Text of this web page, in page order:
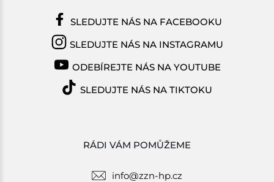
RÁDI VÁM POMŮŽEME
info@zzn-hp.cz
SLEDUJTE NÁS NA FACEBOOKU
SLEDUJTE NÁS NA INSTAGRAMU
ODEBÍREJTE NÁS NA YOUTUBE
SLEDUJTE NÁS NA TIKTOKU